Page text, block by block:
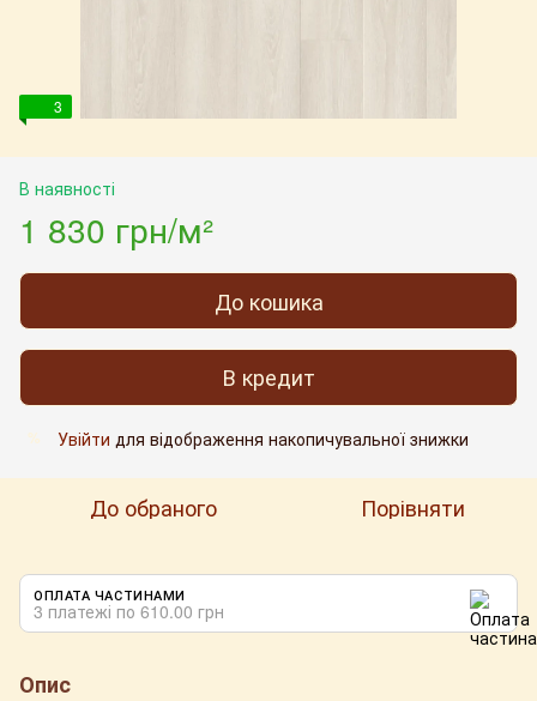
3
В наявності
1 830 грн/м²
До кошика
В кредит
% Увійти для відображення накопичувальної знижки
До обраного Порівняти
ОПЛАТА ЧАСТИНАМИ
3 платежі по 610.00 грн
Опис